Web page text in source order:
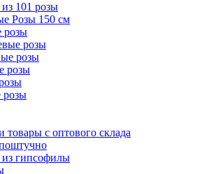
101 розы
Розы 150 см
розы
розы
розы
розы
розы
товары с оптового склада
гипсофилы